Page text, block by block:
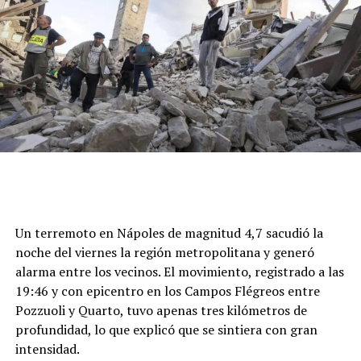
Un terremoto en Nápoles de magnitud 4,7 sacudió la
noche del viernes la región metropolitana y generó
alarma entre los vecinos. El movimiento, registrado a las
19:46 y con epicentro en los Campos Flégreos entre
Pozzuoli y Quarto, tuvo apenas tres kilómetros de
profundidad, lo que explicó que se sintiera con gran
intensidad.